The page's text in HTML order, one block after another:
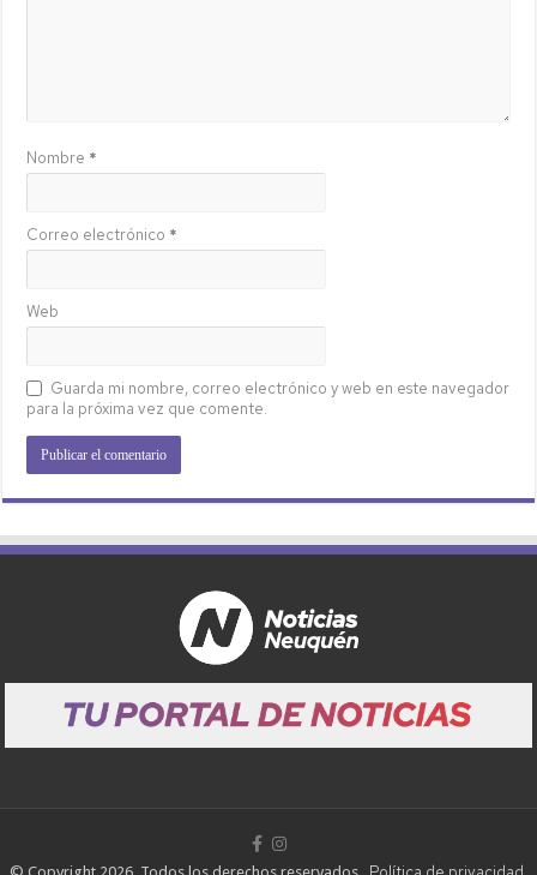
Nombre *
Correo electrónico *
Web
Guarda mi nombre, correo electrónico y web en este navegador
para la próxima vez que comente.